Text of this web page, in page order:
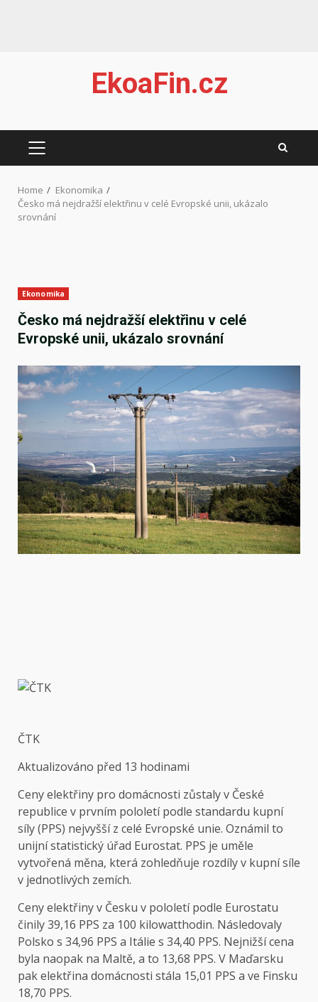
EkoaFin.cz
PRIMARY
Home
Ekonomika
Česko má nejdražší elektřinu v celé Evropské unii, ukázalo
srovnání
Ekonomika
Česko má nejdražší elektřinu v celé
Evropské unii, ukázalo srovnání
ČTK
Aktualizováno před 13 hodinami
Ceny elektřiny pro domácnosti zůstaly v České
republice v prvním pololetí podle standardu kupní
síly (PPS) nejvyšší z celé Evropské unie. Oznámil to
unijní statistický úřad Eurostat. PPS je uměle
vytvořená měna, která zohledňuje rozdíly v kupní síle
v jednotlivých zemích.
Ceny elektřiny v Česku v pololetí podle Eurostatu
činily 39,16 PPS za 100 kilowatthodin. Následovaly
Polsko s 34,96 PPS a Itálie s 34,40 PPS. Nejnižší cena
byla naopak na Maltě, a to 13,68 PPS. V Maďarsku
pak elektřina domácnosti stála 15,01 PPS a ve Finsku
18,70 PPS.